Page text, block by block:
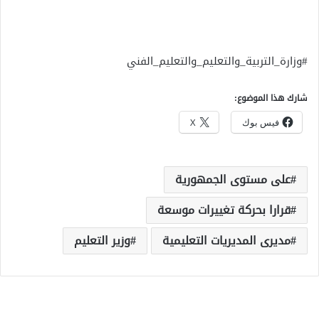
#وزارة_التربية_والتعليم_والتعليم_الفني
شارك هذا الموضوع:
فيس بوك X
على مستوى الجمهورية
قرارا بحركة تغييرات موسعة
مديرى المديريات التعليمية
وزير التعليم